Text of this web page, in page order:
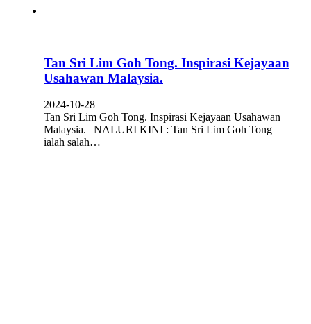
Tan Sri Lim Goh Tong. Inspirasi Kejayaan
Usahawan Malaysia.
2024-10-28
Tan Sri Lim Goh Tong. Inspirasi Kejayaan Usahawan
Malaysia. | NALURI KINI : Tan Sri Lim Goh Tong
ialah salah…